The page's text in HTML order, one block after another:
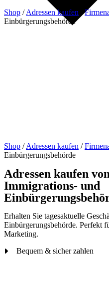
Shop /Adressen kaufen /
Einbürgerungsbehörde
Shop /Adressen kaufen /
Einbürgerungsbehörde
Adressen kaufen
Immigrations- und
Erhalten Sie tagesaktuelle
Einbürgerungsbehörde. Perfekt
Marketing.
Bequem & sicher zahlen